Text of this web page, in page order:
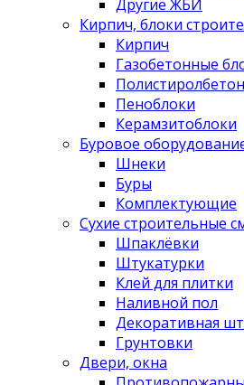
Другие ЖБИ
Кирпич, блоки
Кирпич
Газобетонные
Пеноблоки
Керамзитоблоки
Буровое
Шнеки
Буры
Комплектующие
Сухие строительные
Шпаклёвки
Штукатурки
Клей для плитки
Наливной пол
Декоративная
Грунтовки
Двери, окна